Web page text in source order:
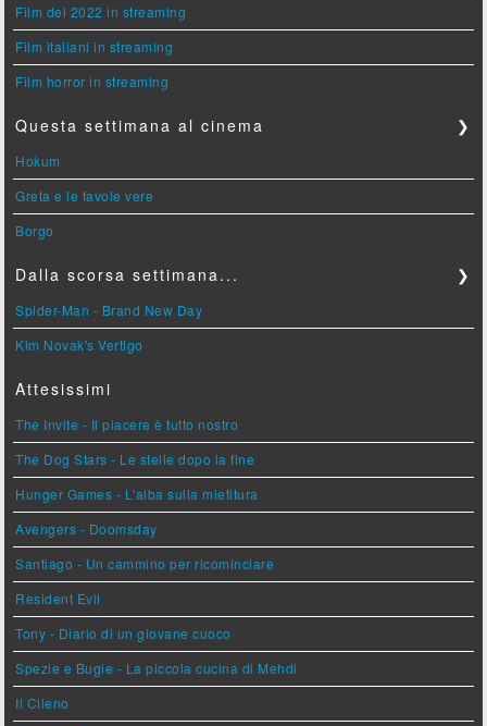
Film del 2022 in streaming
Film italiani in streaming
Film horror in streaming
Questa settimana al cinema ❯
Hokum
Greta e le favole vere
Borgo
Dalla scorsa settimana... ❯
Spider-Man - Brand New Day
Kim Novak's Vertigo
Attesissimi
The Invite - Il piacere è tutto nostro
The Dog Stars - Le stelle dopo la fine
Hunger Games - L'alba sulla mietitura
Avengers - Doomsday
Santiago - Un cammino per ricominciare
Resident Evil
Tony - Diario di un giovane cuoco
Spezie e Bugie - La piccola cucina di Mehdi
Il Cileno